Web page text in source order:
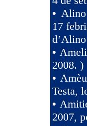
•
17
•
2008. )
•
Testa,
•
2007,